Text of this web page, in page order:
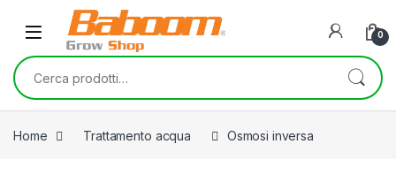
Skip to navigation
Skip to content
0
Cerca:
Home Trattamento acqua Osmosi inversa